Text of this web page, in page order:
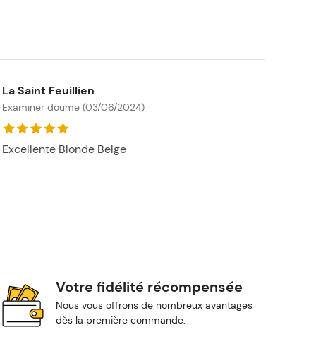
La Saint Feuillien
Examiner doume (03/06/2024)
Excellente Blonde Belge
Votre fidélité récompensée
Nous vous offrons de nombreux avantages
dès la première commande.